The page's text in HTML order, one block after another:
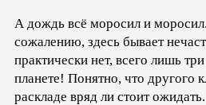
А дождь всё моросил и
сожалению, здесь бывает
практически нет, всего лишь
планете! Понятно, что другого
раскладе вряд ли стоит ожидать.